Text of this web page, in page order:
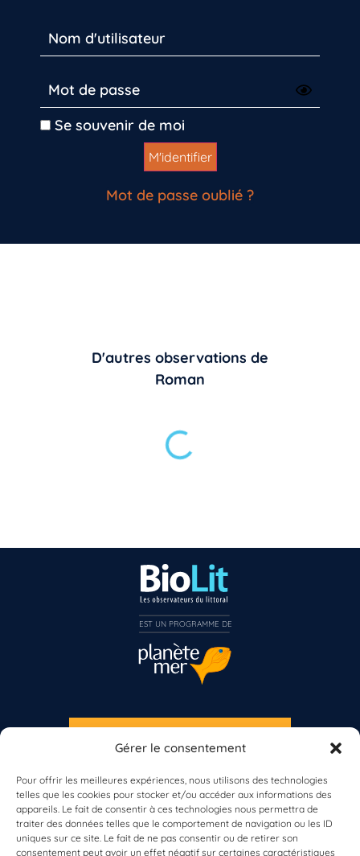
Gérer le consentement
Pour offrir les meilleures expériences, nous utilisons des technologies
telles que les cookies pour stocker et/ou accéder aux informations des
appareils. Le fait de consentir à ces technologies nous permettra de
traiter des données telles que le comportement de navigation ou les ID
uniques sur ce site. Le fait de ne pas consentir ou de retirer son
consentement peut avoir un effet négatif sur certaines caractéristiques
Se souvenir de moi
Mot de passe oublié ?
D'autres observations de
Roman
S'INSCRIRE À LA NEWSLETTER